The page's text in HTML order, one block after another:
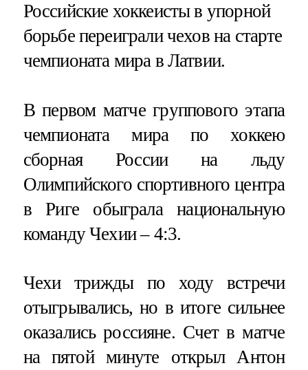
Российские хоккеисты в упорной
борьбе переиграли чехов на старте
чемпионата мира в Латвии.
В первом матче группового этапа
чемпионата мира по хоккею
сборная России на льду
Олимпийского спортивного центра
в Риге обыграла национальную
команду Чехии – 4:3.
Чехи трижды по ходу встречи
отыгрывались, но в итоге сильнее
оказались россияне. Счет в матче
на пятой минуте открыл Антон